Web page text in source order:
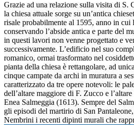
Grazie ad una relazione sulla visita di S.
la chiesa attuale sorge su un’antica
risale probabilmente al 1595, anno in cui
conservando l’abside antica e parte del
in questi lavori non venne progettato e
successivamente. L’edificio nel suo
romanico, ormai trasformato nel
pianta della chiesa è rettangolare, ad
cinque campate da archi in muratura a
caratterizzato da tre opere notevoli: le
dell’altare maggiore di F. Zucco e
Enea Salmeggia (1613). Sempre del
gli episodi del martirio di San
Nembrini i recenti dipinti murali che